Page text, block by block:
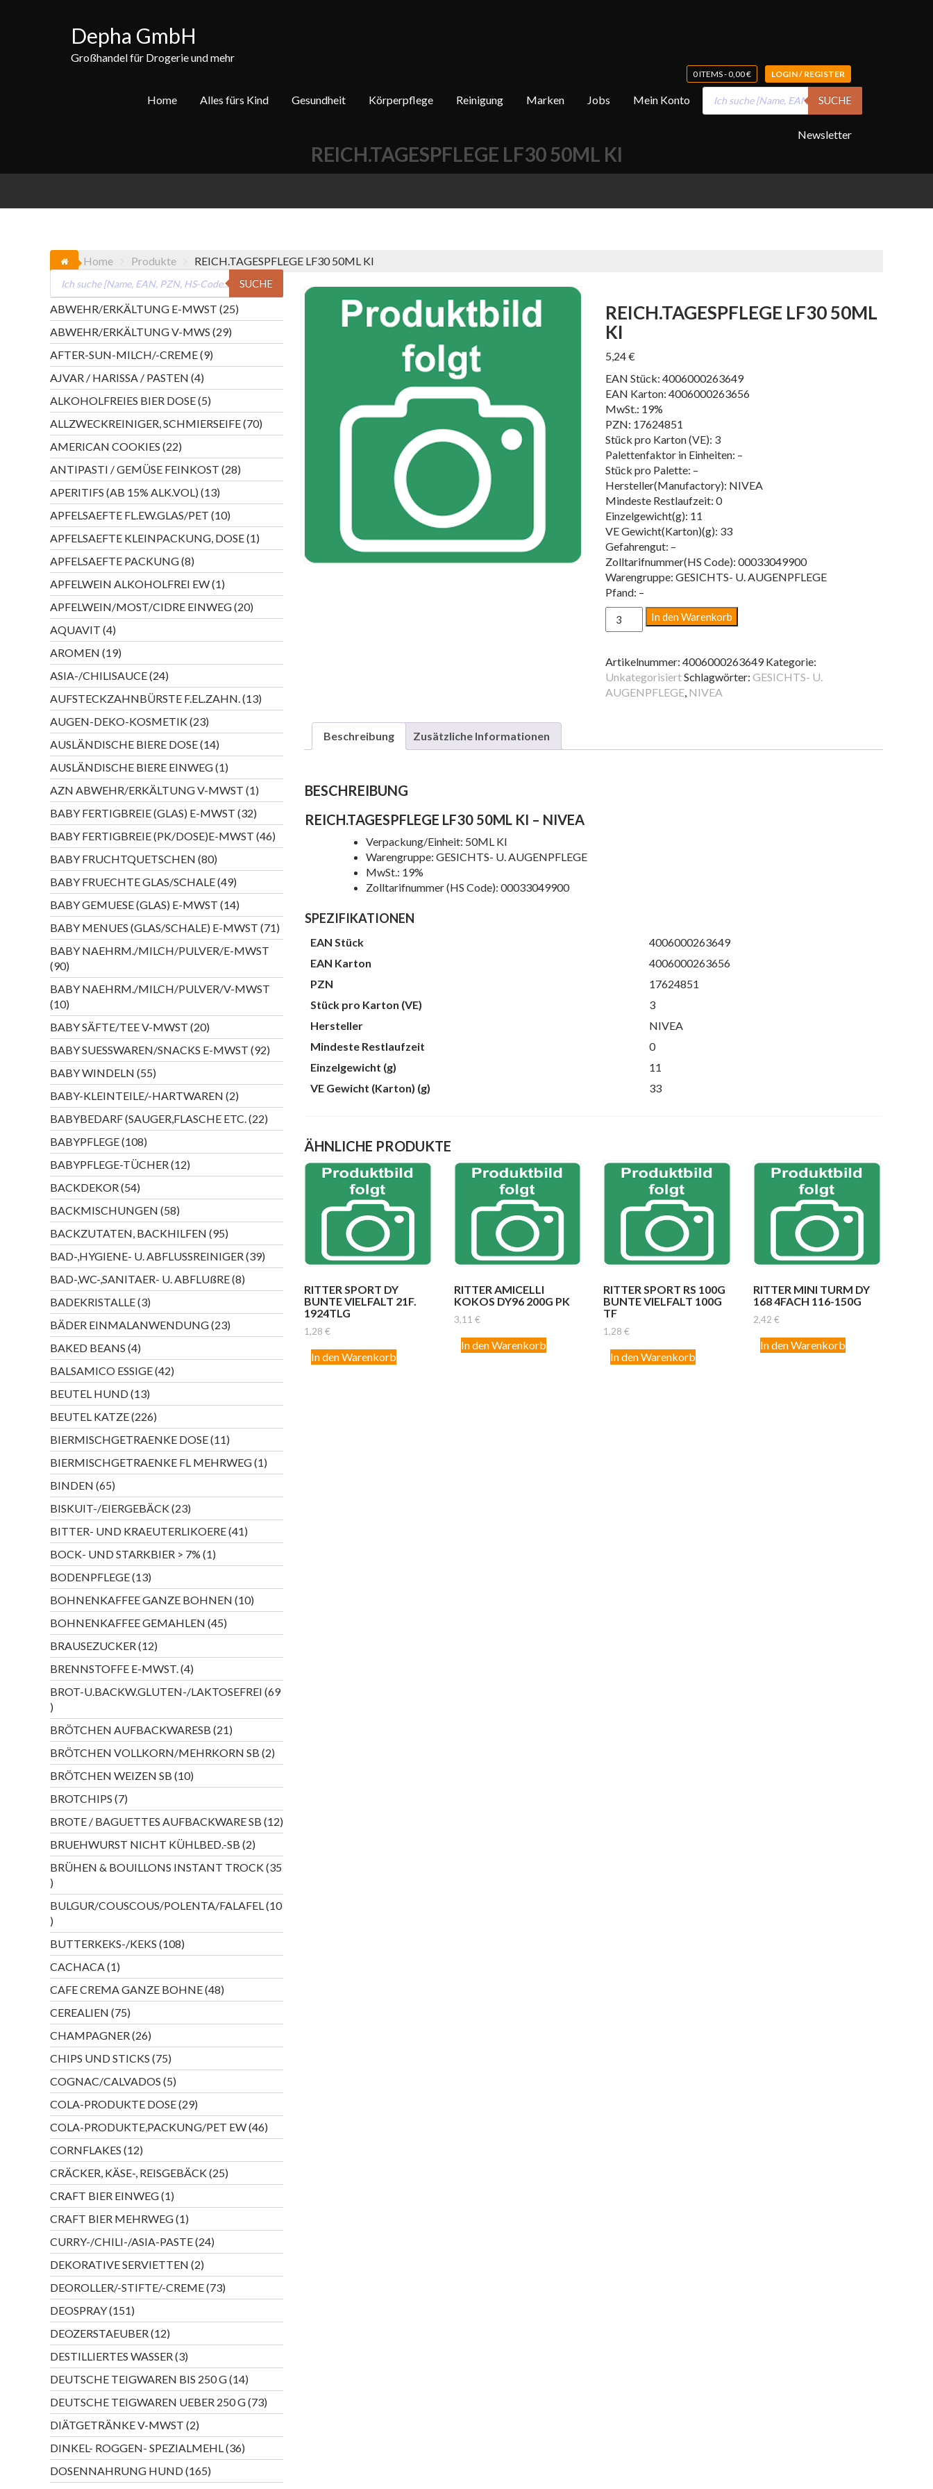
Depha GmbH
Großhandel für Drogerie und mehr
0 ITEMS -0,00€ LOGIN / REGISTER
Home Alles fürs Kind Gesundheit Körperpflege Reinigung Marken Jobs Mein Konto
Products
search
SUCHE
Newsletter
REICH.TAGESPFLEGE LF30 50ML KI
Home Produkte REICH.TAGESPFLEGE LF30 50ML KI
REICH.TAGESPFLEGE LF30 50ML
KI
5,24€
EAN Stück: 4006000263649
EAN Karton: 4006000263656
MwSt.: 19%
PZN: 17624851
Stück pro Karton (VE): 3
Palettenfaktor in Einheiten: –
Stück pro Palette: –
Hersteller(Manufactory): NIVEA
Mindeste Restlaufzeit: 0
Einzelgewicht(g): 11
VE Gewicht(Karton)(g): 33
Gefahrengut: –
Zolltarifnummer(HS Code): 00033049900
Warengruppe: GESICHTS- U. AUGENPFLEGE
Pfand: –
REICH.TAGESPFLEGE
LF30
KI
Menge
In den Warenkorb
Artikelnummer: 4006000263649 Kategorie:
UnkategorisiertSchlagwörter: GESICHTS- U.
AUGENPFLEGE, NIVEA
Beschreibung Zusätzliche Informationen
BESCHREIBUNG
REICH.TAGESPFLEGE LF30 50ML KI – NIVEA
Verpackung/Einheit: 50ML KI
Warengruppe: GESICHTS- U. AUGENPFLEGE
MwSt.: 19%
Zolltarifnummer (HS Code): 00033049900
SPEZIFIKATIONEN
EAN Stück
4006000263649
EAN Karton
4006000263656
PZN
17624851
Stück pro Karton (VE)
3
Hersteller
NIVEA
Mindeste Restlaufzeit
0
Einzelgewicht (g)
11
VE Gewicht (Karton) (g)
33
ÄHNLICHE PRODUKTE
RITTER SPORT DY
BUNTE VIELFALT 21F.
1924TLG
1,28 €
In den Warenkorb
RITTER AMICELLI
KOKOS DY96 200G PK
3,11 €
In den Warenkorb
RITTER SPORT RS 100G
BUNTE VIELFALT 100G
TF
1,28€
In den Warenkorb
RITTER MINI TURM DY
168 4FACH 116-150G
2,42 €
In den Warenkorb
Products
search
SUCHE
ABWEHR/ERKÄLTUNG E-MWST 2525
Produkte
ABWEHR/ERKÄLTUNG V-MWS 2929
Produkte
AFTER-SUN-MILCH/-CREME 99
Produkte
AJVAR / HARISSA / PASTEN 44
Produkte
ALKOHOLFREIES BIER DOSE 55
Produkte
ALLZWECKREINIGER, SCHMIERSEIFE 7070
Produkte
AMERICAN COOKIES 2222
Produkte
ANTIPASTI / GEMÜSE FEINKOST 2828
Produkte
APERITIFS (AB 15% ALK.VOL) 1313
Produkte
APFELSAEFTE FL.EW.GLAS/PET 1010
Produkte
APFELSAEFTE KLEINPACKUNG, DOSE 11
Produkt
APFELSAEFTE PACKUNG 88
Produkte
APFELWEIN ALKOHOLFREI EW 11
Produkt
APFELWEIN/MOST/CIDRE EINWEG 2020
Produkte
AQUAVIT 44
Produkte
AROMEN 1919
Produkte
ASIA-/CHILISAUCE 2424
Produkte
AUFSTECKZAHNBÜRSTE F.EL.ZAHN. 1313
Produkte
AUGEN-DEKO-KOSMETIK 2323
Produkte
AUSLÄNDISCHE BIERE DOSE 1414
Produkte
AUSLÄNDISCHE BIERE EINWEG 11
Produkt
AZN ABWEHR/ERKÄLTUNG V-MWST 11
Produkt
BABY FERTIGBREIE (GLAS) E-MWST 3232
Produkte
BABY FERTIGBREIE (PK/DOSE)E-MWST 4646
Produkte
BABY FRUCHTQUETSCHEN 8080
Produkte
BABY FRUECHTE GLAS/SCHALE 4949
Produkte
BABY GEMUESE (GLAS) E-MWST 1414
Produkte
BABY MENUES (GLAS/SCHALE) E-MWST 7171
Produkte
BABY NAEHRM./MILCH/PULVER/E-MWST
9090
Produkte
BABY NAEHRM./MILCH/PULVER/V-MWST
1010
Produkte
BABY SÄFTE/TEE V-MWST 2020
Produkte
BABY SUESSWAREN/SNACKS E-MWST 9292
Produkte
BABY WINDELN 5555
Produkte
BABY-KLEINTEILE/-HARTWAREN 22
Produkte
BABYBEDARF (SAUGER,FLASCHE ETC. 2222
Produkte
BABYPFLEGE 108108
Produkte
BABYPFLEGE-TÜCHER 1212
Produkte
BACKDEKOR 5454
Produkte
BACKMISCHUNGEN 5858
Produkte
BACKZUTATEN, BACKHILFEN 9595
Produkte
BAD-,HYGIENE- U. ABFLUSSREINIGER 3939
Produkte
BAD-,WC-,SANITAER- U. ABFLUßRE 88
Produkte
BADEKRISTALLE 33
Produkte
BÄDER EINMALANWENDUNG 2323
Produkte
BAKED BEANS 44
Produkte
BALSAMICO ESSIGE 4242
Produkte
BEUTEL HUND 1313
Produkte
BEUTEL KATZE 226226
Produkte
BIERMISCHGETRAENKE DOSE 1111
Produkte
BIERMISCHGETRAENKE FL MEHRWEG 11
Produkt
BINDEN 6565
Produkte
BISKUIT-/EIERGEBÄCK 2323
Produkte
BITTER- UND KRAEUTERLIKOERE 4141
Produkte
BOCK- UND STARKBIER > 7% 11
Produkt
BODENPFLEGE 1313
Produkte
BOHNENKAFFEE GANZE BOHNEN 1010
Produkte
BOHNENKAFFEE GEMAHLEN 4545
Produkte
BRAUSEZUCKER 1212
Produkte
BRENNSTOFFE E-MWST. 44
Produkte
BROT-U.BACKW.GLUTEN-/LAKTOSEFREI 69
69
Produkte
BRÖTCHEN AUFBACKWARESB 2121
Produkte
BRÖTCHEN VOLLKORN/MEHRKORN SB 22
Produkte
BRÖTCHEN WEIZEN SB 1010
Produkte
BROTCHIPS 77
Produkte
BROTE / BAGUETTES AUFBACKWARE SB 1212
Produkte
BRUEHWURST NICHT KÜHLBED.-SB 22
Produkte
BRÜHEN & BOUILLONS INSTANT TROCK 35
35
Produkte
BULGUR/COUSCOUS/POLENTA/FALAFEL 10
10
Produkte
BUTTERKEKS-/KEKS 108108
Produkte
CACHACA 11
Produkt
CAFE CREMA GANZE BOHNE 4848
Produkte
CEREALIEN 7575
Produkte
CHAMPAGNER 2626
Produkte
CHIPS UND STICKS 7575
Produkte
COGNAC/CALVADOS 55
Produkte
COLA-PRODUKTE DOSE 2929
Produkte
COLA-PRODUKTE,PACKUNG/PET EW 4646
Produkte
CORNFLAKES 1212
Produkte
CRÄCKER, KÄSE-, REISGEBÄCK 2525
Produkte
CRAFT BIER EINWEG 11
Produkt
CRAFT BIER MEHRWEG 11
Produkt
CURRY-/CHILI-/ASIA-PASTE 2424
Produkte
DEKORATIVE SERVIETTEN 22
Produkte
DEOROLLER/-STIFTE/-CREME 7373
Produkte
DEOSPRAY 151151
Produkte
DEOZERSTAEUBER 1212
Produkte
DESTILLIERTES WASSER 33
Produkte
DEUTSCHE TEIGWAREN BIS 250 G 1414
Produkte
DEUTSCHE TEIGWAREN UEBER 250 G 7373
Produkte
DIÄTGETRÄNKE V-MWST 22
Produkte
DINKEL- ROGGEN- SPEZIALMEHL 3636
Produkte
DOSENNAHRUNG HUND 165165
Produkte